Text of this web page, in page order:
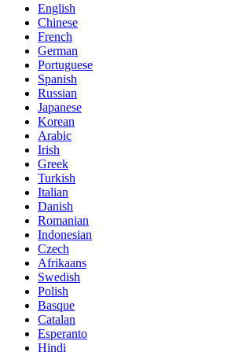
English
Chinese
French
German
Portuguese
Spanish
Russian
Japanese
Korean
Arabic
Irish
Greek
Turkish
Italian
Danish
Romanian
Indonesian
Czech
Afrikaans
Swedish
Polish
Basque
Catalan
Esperanto
Hindi